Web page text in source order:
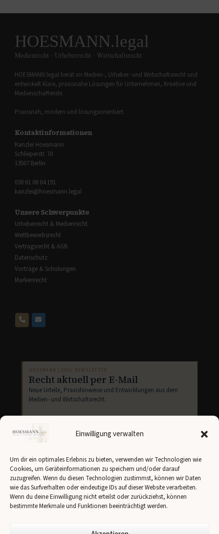
Einwilligung verwalten
Um dir ein optimales Erlebnis zu bieten, verwenden wir Technologien wie
Cookies, um Geräteinformationen zu speichern und/oder darauf
zuzugreifen. Wenn du diesen Technologien zustimmst, können wir Daten
wie das Surfverhalten oder eindeutige IDs auf dieser Website verarbeiten.
Wenn du deine Einwilligung nicht erteilst oder zurückziehst, können
bestimmte Merkmale und Funktionen beeinträchtigt werden.
HOESMANN.legal
Medienrecht · Urheberrecht · Wirtschaftsrecht
HOESMANN.legal berät im Medien-, Urheber- und Wirtschaftsrecht und
entwickelt klare, praxisnahe Lösungen für Unternehmen, Kreative und
Medienschaffende.
Praxisnah, modern und lösungsorientiert.
Kontaktinformationen
Kanzlei Hoesmann
Schlieperstr. 70
13507 Berlin
030 61 08 04 191
kanzlei@hoesmann.legal
Unsere Schwerpunkte
Urheberrecht & Medienrecht
Wettbewerbsrecht
Vertragsrecht & AGB
Datenschutz
Vorträge & Schulungen
Markenrecht
HOESMANN.LEGAL NEWSLETTER
Recht aktuell per E-Mail
Neue Urteile, Praxishinweise und Entwicklungen aus dem
Medien- und Wirtschaftsrecht.
Newsletter abonnieren
Ich stimme der Übertragung meiner Angaben anBrevogemäß unserer
Datenschutzerklärung
zu.